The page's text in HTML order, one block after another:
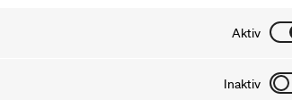
Aktiv
du unsere Webseite und Angebote problemlos
Inaktiv